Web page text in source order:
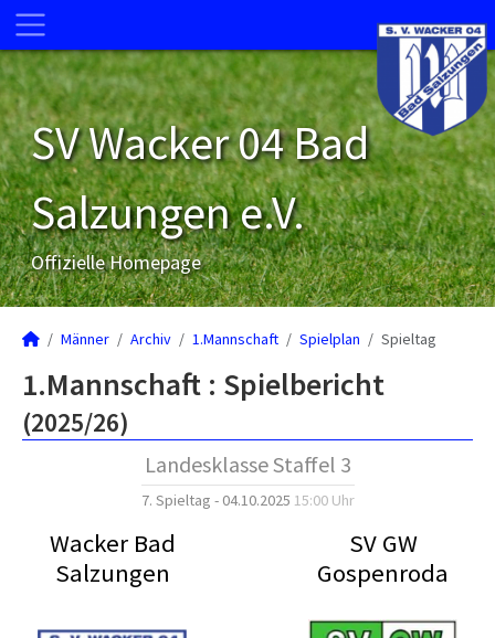
SV Wacker 04 Bad
Salzungen e.V.
Offizielle Homepage
Männer Archiv 1.Mannschaft Spielplan Spieltag
1.Mannschaft : Spielbericht
(2025/26)
Landesklasse Staffel 3
7. Spieltag - 04.10.2025 15:00 Uhr
Wacker Bad
Salzungen
SV GW
Gospenroda